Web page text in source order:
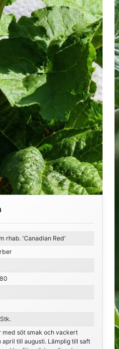
rhab. 'Canadian Red'
med söt smak och vackert
till augusti. Lämplig till saft